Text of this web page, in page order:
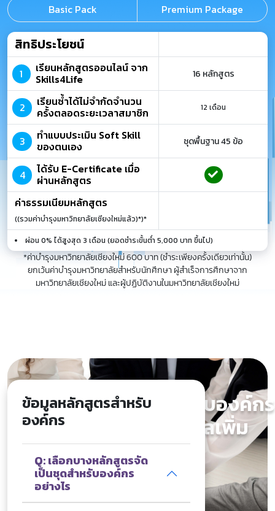
Basic Pack Premium Package
สิทธิประโยชน์
1 เรียนหลักสูตรออนไลน์ จาก
Skills4Life 16 หลักสูตร
2 เรียนซ้ำได้ไม่จำกัดจำนวน
ครั้งตลอดระยะเวลาสมาชิก 12 เดือน
3 ทำแบบประเมิน Soft Skill
ของตนเอง ชุดพื้นฐาน 45 ข้อ
4 ได้รับ E-Certificate เมื่อ
ผ่านหลักสูตร
ค่าธรรมเนียมหลักสูตร
((รวมค่าบำรุงมหาวิทยาลัยเชียงใหม่แล้ว)*)*
ผ่อน 0% ได้สูงสุด 3 เดือน (ยอดชำระขั้นต่ำ 5,000 บาท ขึ้นไป)
*ค่าบำรุงมหาวิทยาลัยเชียงใหม่ 600 บาท (ชำระเพียงครั้งเดียวเท่านั้น)
ยกเว้นค่าบำรุงมหาวิทยาลัยสำหรับนักศึกษา ผู้สำเร็จการศึกษาจาก
มหาวิทยาลัยเชียงใหม่ และผู้ปฏิบัติงานในมหาวิทยาลัยเชียงใหม่
สนใจหลักสูตรสำหรับองค์กร
ติดต่อสอบถามข้อมูลเพิ่ม
เติม
ติดต่อเรา
ข้อมูลหลักสูตรสำหรับ
องค์กร
Q: เลือกบางหลักสูตรจัด
เป็นชุดสำหรับองค์กร
อย่างไร